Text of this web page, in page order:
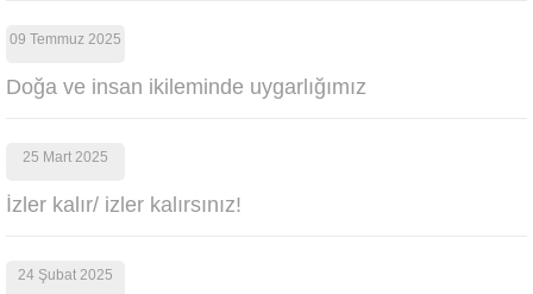
09 Temmuz 2025
Doğa ve insan ikileminde uygarlığımız
25 Mart 2025
İzler kalır/ izler kalırsınız!
24 Şubat 2025